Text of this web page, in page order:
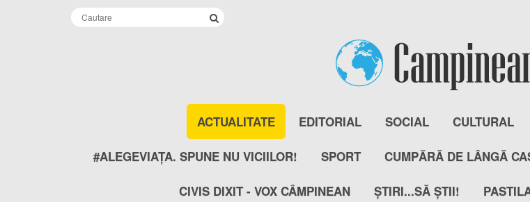
ACTUALITATE EDITORIAL SOCIAL CULTURAL
#ALEGEVIAȚA. SPUNE NU VICIILOR! SPORT CUMPĂRĂ DE LÂNGĂ
CIVIS DIXIT - VOX CÂMPINEAN ȘTIRI...SĂ ȘTII!